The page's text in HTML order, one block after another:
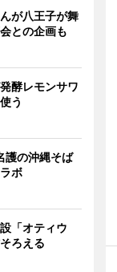
が八王子が舞
との企画も
酵レモンサワ
う
護の沖縄そば
ボ
「オティウ
ろえる